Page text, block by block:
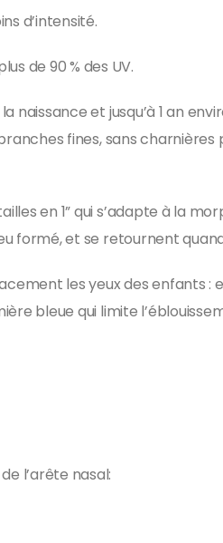
d’intensité.
de 90 % des UV.
naissance et jusqu’à 1 an
fines, sans
en 1” qui s’adapte à la
formé, et se retournent
les yeux des enfants
bleue qui limite
l’arête nasal: